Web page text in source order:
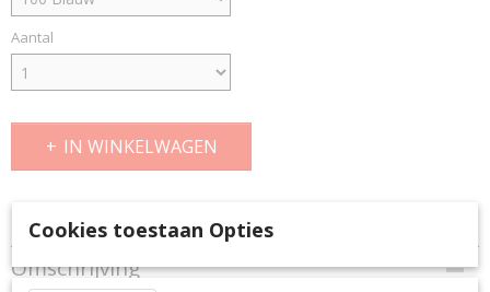
Aantal
IN WINKELWAGEN
Specificaties
4037
Omschrijving
Cookies toestaan Opties